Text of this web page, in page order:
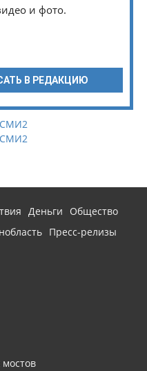
и фото.
В РЕДАКЦИЮ
СМИ2
СМИ2
Деньги
Общество
Пресс-релизы
мостов